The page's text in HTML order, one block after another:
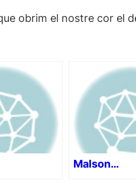
obrim el nostre cor el
Malson…